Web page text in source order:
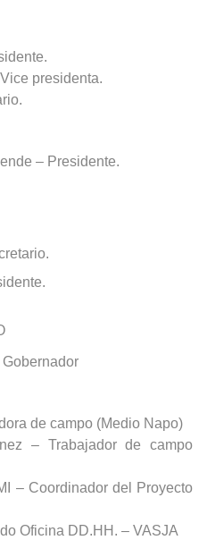
presidenta.
– Presidente.
de campo (Medio Napo)
– Trabajador de campo
– Coordinador del Proyecto
Oficina DD.HH. – VASJA